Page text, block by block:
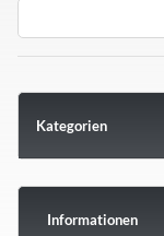
Kategorien
Informationen